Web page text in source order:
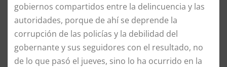
gobiernos compartidos entre la delincuencia y las
autoridades, porque de ahí se deprende la
corrupción de las policías y la debilidad del
gobernante y sus seguidores con el resultado, no
de lo que pasó el jueves, sino lo ha ocurrido en la